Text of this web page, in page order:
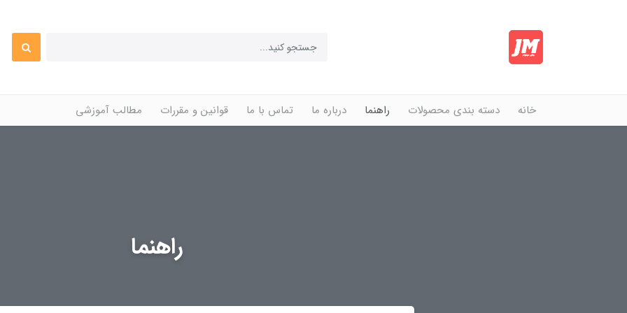
خانه دسته بندی محصولات راهنما درباره ما تماس با ما قوانین و مقررات مطالب آموزشی
راهنما